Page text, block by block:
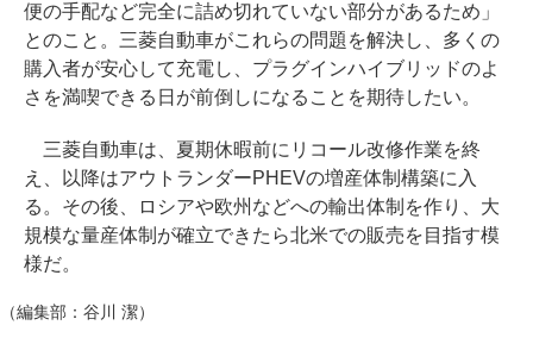
便の手配など完全に詰め切れていない部分があるため」
とのこと。三菱自動車がこれらの問題を解決し、多くの
購入者が安心して充電し、プラグインハイブリッドのよ
さを満喫できる日が前倒しになることを期待したい。
三菱自動車は、夏期休暇前にリコール改修作業を終
え、以降はアウトランダーPHEVの増産体制構築に入
る。その後、ロシアや欧州などへの輸出体制を作り、大
規模な量産体制が確立できたら北米での販売を目指す模
様だ。
（編集部：谷川 潔）